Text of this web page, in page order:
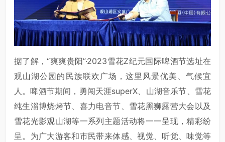
据了解，“爽爽贵阳”·2023雪花Z纪元国际啤酒节选址在
观山湖公园的民族联欢广场，这里风景优美、气候宜
人。啤酒节期间，勇闯天涯superX、山湖音乐节、雪花
纯生淄博烧烤节、喜力电音节、雪花黑狮露营大会以及
雪花光影观山湖等一系列主题活动将一一呈现，精彩纷
呈。为广大游客和市民带来体感、视觉、听觉、味觉等